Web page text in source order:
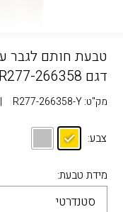
דגם R277-266358
מק"ט:R277-266358-Y
|
צבע:
מידת טבעת:
סטנדרטי